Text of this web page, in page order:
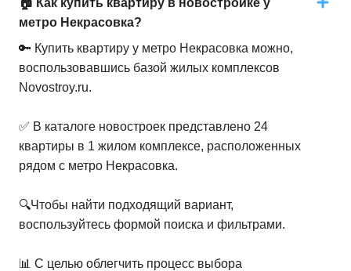
2-комн. кв.
60,63 –60,63м² 1
🏠 Как купить квартиру в новостройке у
метро Некрасовка?
🔑 Купить квартиру у метро Некрасовка можно,
воспользовавшись базой жилых комплексов
Novostroy.ru.
✅ В каталоге новостроек представлено 24
квартиры в 1 жилом комплексе, расположенных
рядом с метро Некрасовка.
🔍Чтобы найти подходящий вариант,
воспользуйтесь формой поиска и фильтрами.
📊 С целью облегчить процесс выбора